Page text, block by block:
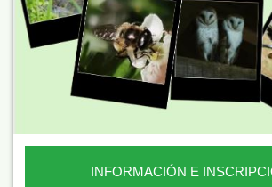
INFORMACIÓN E